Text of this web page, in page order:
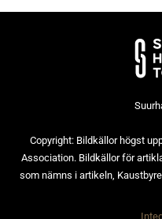
Copyright: Bildkällor högst
Association. Bildkällor för
som nämns i artikeln,